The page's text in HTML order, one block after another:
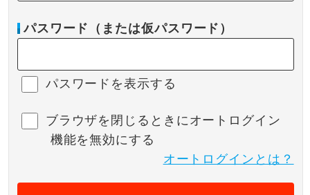
パスワード（または仮パスワード）
パスワードを表示する
ブラウザを閉じるときにオートログイン
機能を無効にする
オートログインとは？